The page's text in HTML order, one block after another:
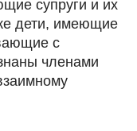
супруги и их
дети, имеющие
с
членами